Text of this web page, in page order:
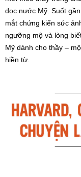
dọc nước Mỹ. Suốt
mắt chứng kiến sức
ngưỡng mộ và lòng
Mỹ dành cho thầy –
hiền từ.